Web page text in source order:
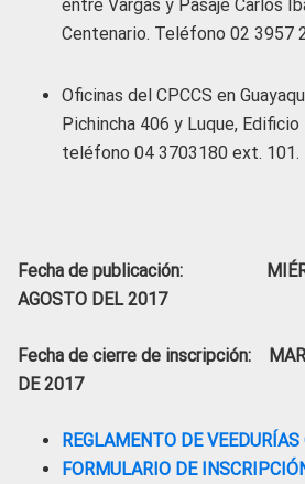
entre Vargas y Pasaje Carlos
Centenario. Teléfono 02 3957
Oficinas del CPCCS en
Pichincha 406 y Luque,
teléfono 04 3703180 ext. 101.
Fecha de publicación:
AGOSTO DEL 2017
Fecha de cierre de inscripción:
DE 2017
REGLAMENTO DE
FORMULARIO DE